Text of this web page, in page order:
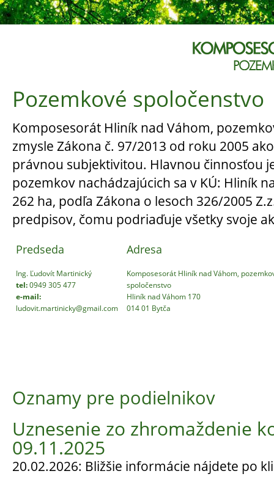
Pozemkové spoločenstvo
Komposesorát Hliník nad Váhom,
zmysle Zákona č. 97/2013 od roku 2005
právnou subjektivitou. Hlavnou činnosťou
pozemkov nachádzajúcich sa v KÚ: Hliník
262 ha, podľa Zákona o lesoch 326/2005
predpisov, čomu podriaďuje všetky svoje
Predseda
Ing. Ľudovít Martinický
tel:0949 305 477
e-mail:
ludovit.martinicky@gmail.com
Adresa
Komposesorát Hliník nad Váhom,
spoločenstvo
Hliník nad Váhom 170
014 01 Bytča
Oznamy pre podielnikov
Uznesenie zo zhromaždenie
09.11.2025
20.02.2026: Bližšie informácie nájdete po